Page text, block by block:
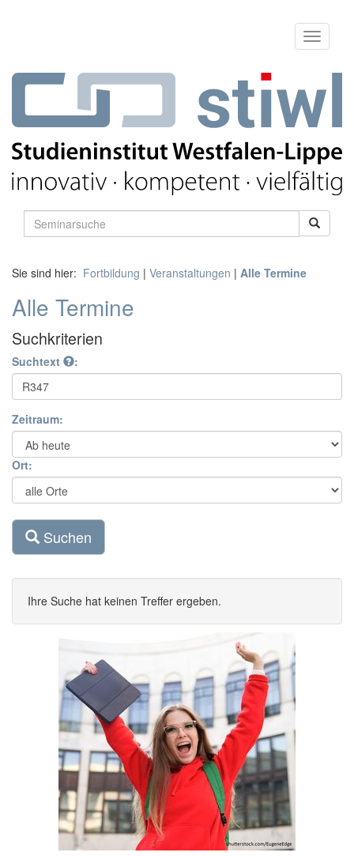
Sie sind hier: Fortbildung | Veranstaltungen | Alle Termine
Alle Termine
Suchkriterien
Suchtext :
Zeitraum:
Ort:
Suchen
Ihre Suche hat keinen Treffer ergeben.